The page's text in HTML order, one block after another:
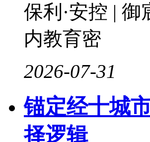
保利·安控 |
内教育密
2026-07-31
锚定经十城
择逻辑